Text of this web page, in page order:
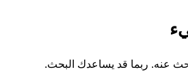
عنه. ربما قد يساعدك البحث.